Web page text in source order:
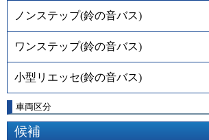
ノンステップ(鈴の音バス)
ワンステップ(鈴の音バス)
小型リエッセ(鈴の音バス)
車両区分
候補